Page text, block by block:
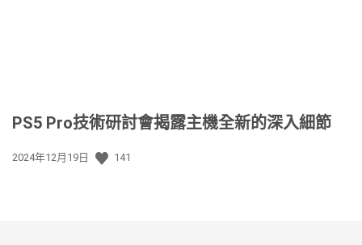
PS5 Pro技術研討會揭露主機全新的深入細節
發
2024年12月19日 141